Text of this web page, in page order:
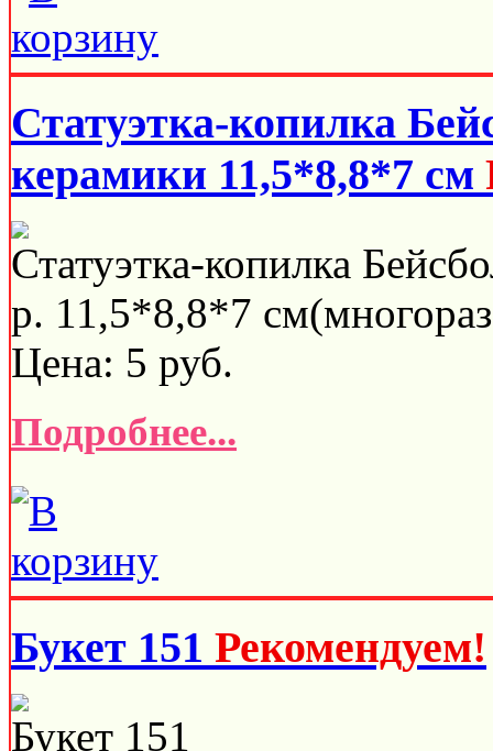
Статуэтка-копилка
керамики 11,5*8,8*7 см
Статуэтка-копилка
р. 11,5*8,8*7
Цена: 5 руб.
Подробнее...
Букет 151 Рекомендуем!
Букет 151